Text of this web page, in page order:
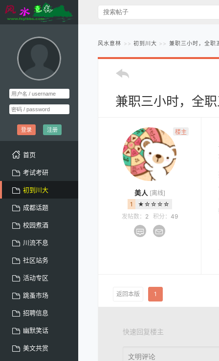
登录 注册
首页
考试考研
初到川大
成都话题
校园煮酒
川流不息
社区站务
活动专区
跳蚤市场
招聘信息
幽默笑话
美文共赏
风水意林 初到川大 兼职三小时，全职
兼职三小时，全
楼主
美人 [离线]
1
★☆☆☆☆
发帖数： 2 积分： 49
返回本版 1
快速回复楼主